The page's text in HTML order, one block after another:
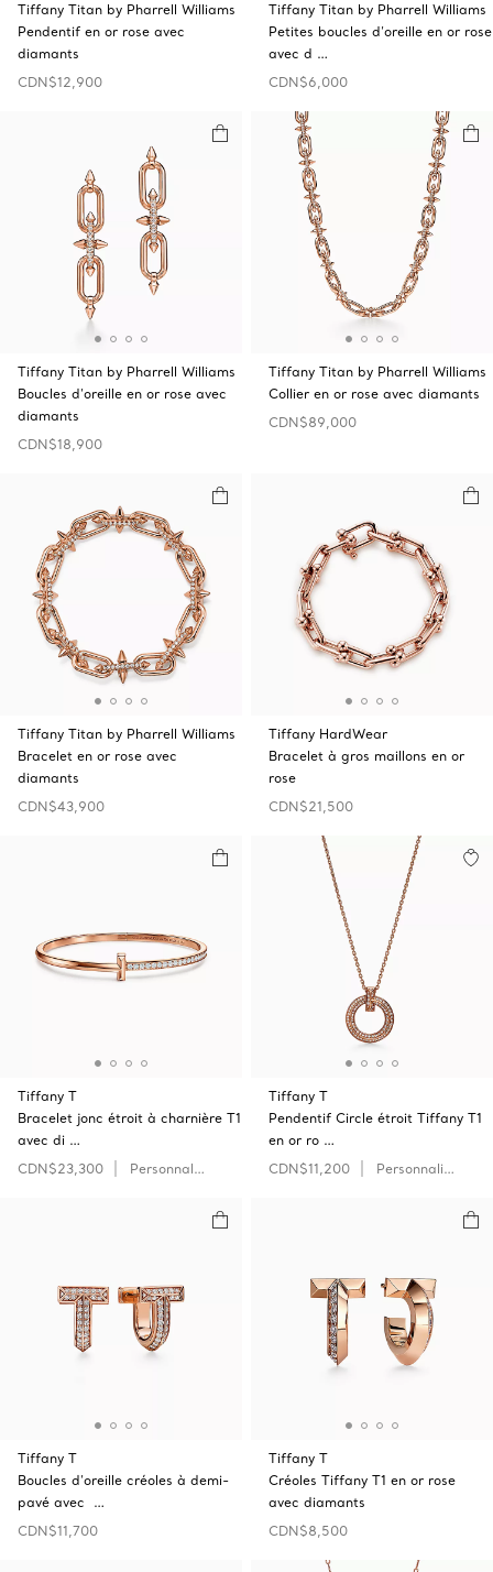
Tiffany Titan by Pharrell Williams
Pendentif en or rose avec
diamants
CDN$12,900
Tiffany Titan by Pharrell Williams
Petites boucles d’oreille en or rose
avec d …
CDN$6,000
Tiffany Titan by Pharrell Williams
Boucles d’oreille en or rose avec
diamants
CDN$18,900
Tiffany Titan by Pharrell Williams
Collier en or rose avec diamants
CDN$89,000
Tiffany Titan by Pharrell Williams
Bracelet en or rose avec
diamants
CDN$43,900
Tiffany HardWear
Bracelet à gros maillons en or
rose
CDN$21,500
Tiffany T
Bracelet jonc étroit à charnière T1
avec di …
CDN$23,300
Personnaliser
Tiffany T
Pendentif Circle étroit Tiffany T1
en or ro …
CDN$11,200
Personnaliser
Tiffany T
Boucles d’oreille créoles à demi-
pavé avec …
CDN$11,700
Tiffany T
Créoles Tiffany T1 en or rose
avec diamants
CDN$8,500